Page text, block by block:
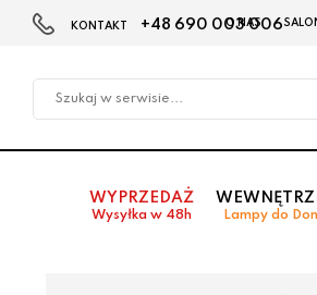
w
KONTAKT +48 690 003 006
O NAS
WYPRZEDAŻ
Wysyłka w 48h Lampy do